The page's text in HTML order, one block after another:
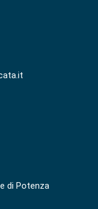
di Potenza